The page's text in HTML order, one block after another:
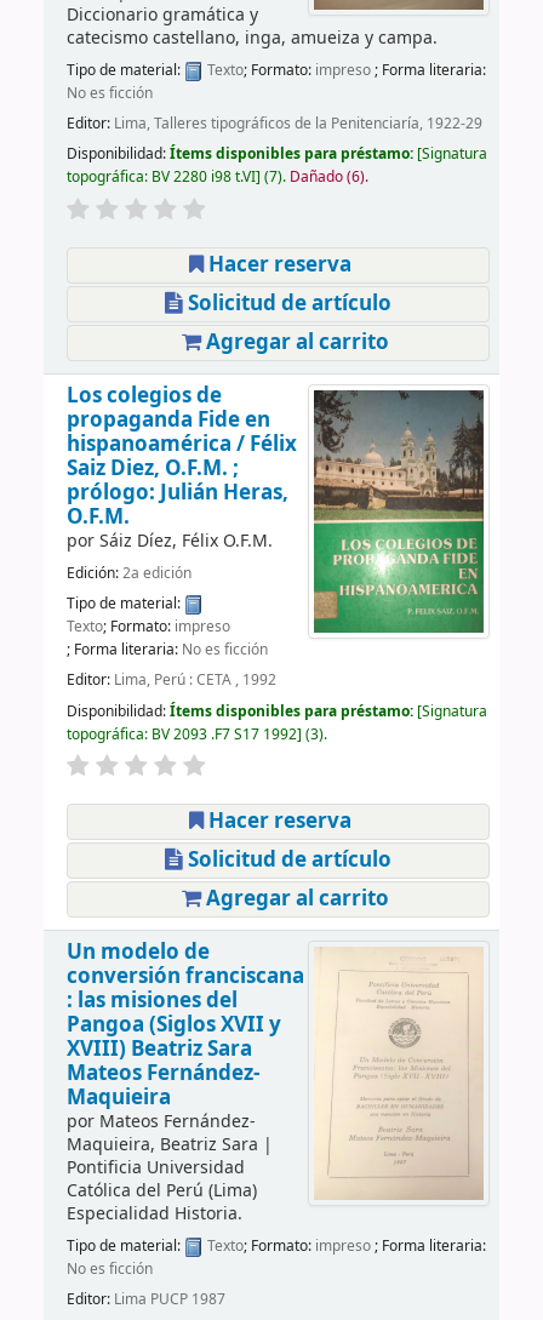
Diccionario gramática y
catecismo castellano, inga, amueiza y campa.
Tipo de material: Texto; Formato: impreso; Forma literaria:
No es ficción
Editor: Lima, Talleres tipográficos de la Penitenciaría, 1922-29
Disponibilidad:Ítems disponibles para préstamo: Signatura
topográfica: BV 2280 i98 t.VI (7). Dañado (6).
Hacer reserva
Solicitud de artículo
Agregar al carrito
Los colegios de
propaganda Fide en
hispanoamérica / Félix
Saiz Diez, O.F.M. ;
prólogo: Julián Heras,
O.F.M.
porSáiz Díez, Félix O.F.M.
Edición:2a edición
Tipo de material:
Texto; Formato: impreso
; Forma literaria: No es ficción
Editor: Lima, Perú : CETA , 1992
Disponibilidad:Ítems disponibles para préstamo: Signatura
topográfica: BV 2093 .F7 S17 1992 (3).
Hacer reserva
Solicitud de artículo
Agregar al carrito
Un modelo de
conversión franciscana
: las misiones del
Pangoa (Siglos XVII y
XVIII) Beatriz Sara
Mateos Fernández-
Maquieira
por Mateos Fernández-
Maquieira, Beatriz Sara |
Pontificia Universidad
Católica del Perú (Lima)
Especialidad Historia.
Tipo de material: Texto; Formato: impreso; Forma literaria:
No es ficción
Editor: Lima PUCP 1987